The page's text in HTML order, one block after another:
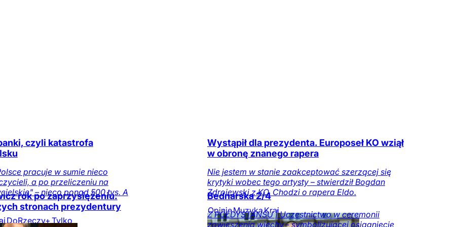
czyli katastrofa
pracuje w sumie nieco
a po przeliczeniu na
– nieco ponad 500 tys. A
DoRzeczy+Tylko
rok po zaprzysiężeniu.
stronach prezydentury
Wystąpił dla prezydenta. Europoseł KO wziął
w obronę znanego rapera
Nie jestem w stanie zaakceptować szerzącej się
krytyki wobec tego artysty – stwierdził Bogdan
Zdrojewski z KO. Chodzi o rapera Eldo.
OpinieMuzykaKraj
Bednarska 2/4
Z PÓŁDYSTANSU | Uczestnictwo w ceremonii
zawieszenia wiechy - symbolizującej osiągnięcie